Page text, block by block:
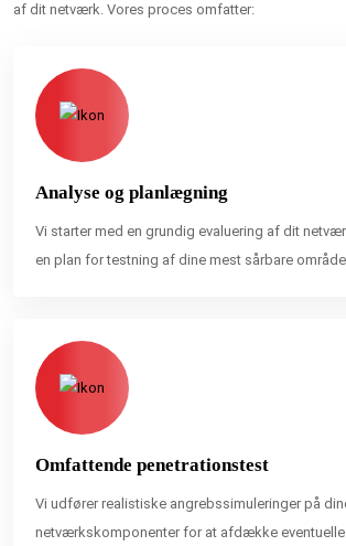
af dit netværk. Vores proces omfatter:
Analyse og planlægning
Vi starter med en grundig evaluering af dit
en plan for testning af dine mest sårbare
Omfattende penetrationstest
Vi udfører realistiske angrebssimuleringer på
netværkskomponenter for at afdække eventuelle